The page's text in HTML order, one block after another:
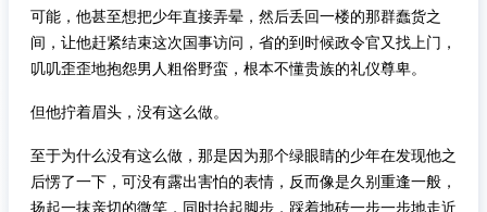
可能，他甚至想把少年直接弄晕，然后丢回一楼的那群蠢货之
间，让他赶紧结束这次国事访问，省的到时候政令官又找上门，
叽叽歪歪地抱怨男人粗俗野蛮，根本不懂贵族的礼仪尊卑。
但他拧着眉头，没有这么做。
至于为什么没有这么做，那是因为那个绿眼睛的少年在发现他之
后愣了一下，可没有露出害怕的表情，反而像是久别重逢一般，
扬起一抹亲切的微笑，同时抬起脚步，踩着地砖一步一步地走近